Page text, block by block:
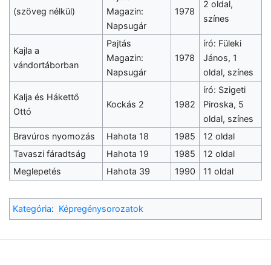
(szöveg nélkül)
Magazin:
Napsugár
1978
2 oldal,
színes
Kajla a
vándortáborban
Pajtás
Magazin:
Napsugár
1978
író: Füleki
János, 1
oldal, színes
Kalja és Hákettő
Ottó
Kockás 2 1982
író: Szigeti
Piroska, 5
oldal, színes
Bravúros nyomozás
Hahota 18 1985
12 oldal
Tavaszi fáradtság
Hahota 19 1985
12 oldal
Meglepetés
Hahota 39 1990 11 oldal
Kategória: Képregénysorozatok